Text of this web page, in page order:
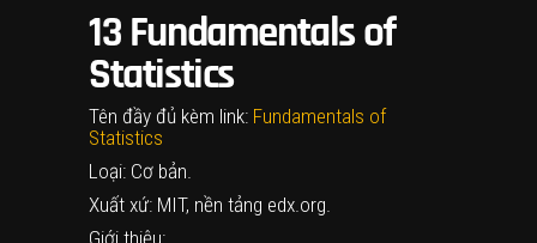
13 Fundamentals of
Statistics
Tên đầy đủ kèm link: Fundamentals of
Statistics
Loại: Cơ bản.
Xuất xứ: MIT, nền tảng edx.org.
Giới thiệu: